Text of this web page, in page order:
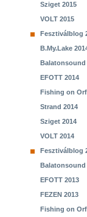
Sziget 2015
VOLT 2015
Fesztiválblog
B.My.Lake
Balatonsound
EFOTT 2014
Fishing on
Strand 2014
Sziget 2014
VOLT 2014
Fesztiválblog
Balatonsound
EFOTT 2013
FEZEN 2013
Fishing on